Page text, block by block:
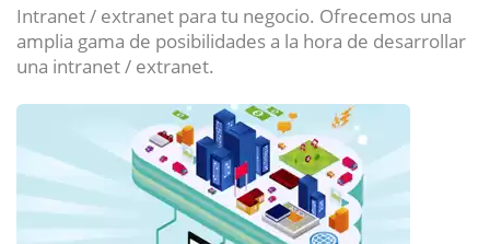
Intranet / extranet para tu negocio. Ofrecemos una
amplia gama de posibilidades a la hora de desarrollar
una intranet / extranet.